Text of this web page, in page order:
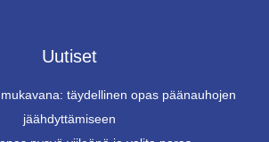
Uutiset
täydellinen opas päänauhojen
jäähdyttämiseen